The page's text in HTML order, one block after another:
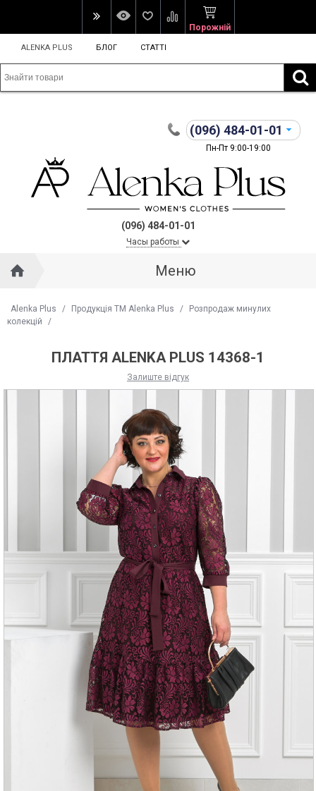
Порожній
ALENKA PLUS БЛОГ СТАТТІ
(096) 484-01-01
Пн-Пт 9:00-19:00
(096) 484-01-01
Часы работы
Меню
Alenka Plus / Продукція ТМ Alenka Plus /
Розпродаж минулих
колекцій
/
ПЛАТТЯ ALENKA PLUS 14368-1
Залиште відгук